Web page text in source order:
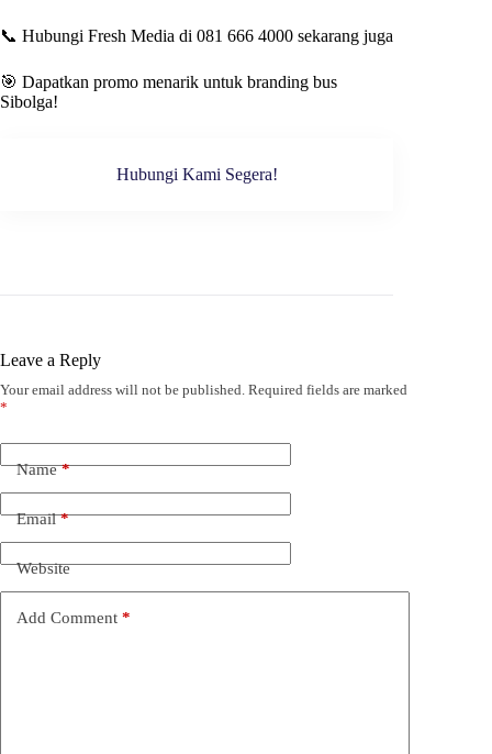
📞 Hubungi Fresh Media di 081 666 4000 sekarang juga
🎯 Dapatkan promo menarik untuk branding bus
Sibolga!
Hubungi Kami Segera!
Leave a Reply
Your email address will not be published. Required fields are marked
*
Name*
Email*
Website
Add Comment *